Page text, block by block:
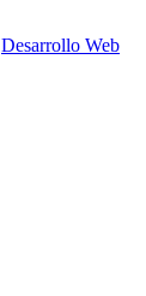
Desarrollo Web